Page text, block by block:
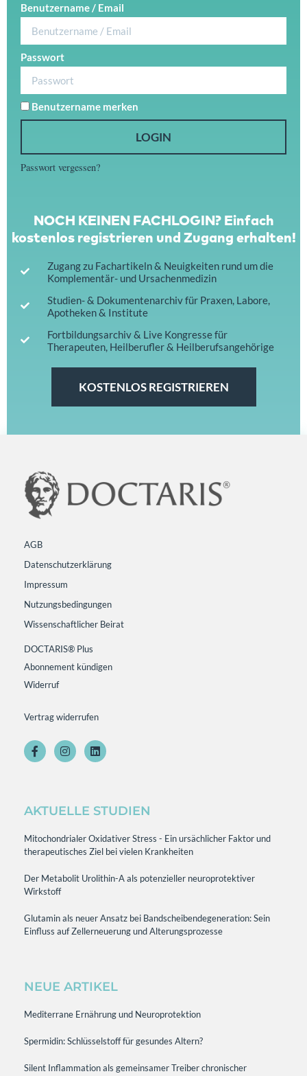
Benutzername / Email
Passwort
Benutzername merken
LOGIN
Passwort vergessen?
NOCH KEINEN FACHLOGIN? Einfach
kostenlos registrieren und Zugang erhalten!
Zugang zu Fachartikeln & Neuigkeiten rund um die
Komplementär- und Ursachenmedizin
Studien- & Dokumentenarchiv für Praxen, Labore,
Apotheken & Institute
Fortbildungsarchiv & Live Kongresse für
Therapeuten, Heilberufler & Heilberufsangehörige
KOSTENLOS REGISTRIEREN
AGB
Datenschutzerklärung
Impressum
Nutzungsbedingungen
Wissenschaftlicher Beirat
DOCTARIS® Plus
Abonnement kündigen
Widerruf
Vertrag widerrufen
AKTUELLE STUDIEN
Mitochondrialer Oxidativer Stress - Ein ursächlicher Faktor und
therapeutisches Ziel bei vielen Krankheiten
Der Metabolit Urolithin-A als potenzieller neuroprotektiver
Wirkstoff
Glutamin als neuer Ansatz bei Bandscheibendegeneration: Sein
Einfluss auf Zellerneuerung und Alterungsprozesse
NEUE ARTIKEL
Mediterrane Ernährung und Neuroprotektion
Spermidin: Schlüsselstoff für gesundes Altern?
Silent Inflammation als gemeinsamer Treiber chronischer